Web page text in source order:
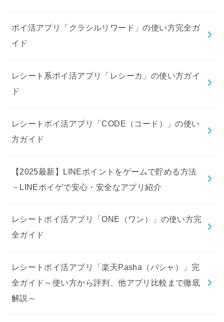
ポイ活アプリ「クラシルリワード」の使い方完全ガ
イド
レシート系ポイ活アプリ「レシーカ」の使い方ガイ
ド
レシートポイ活アプリ「CODE（コード）」の使い
方ガイド
【2025最新】LINEポイントをゲームで貯める方法
－LINEポイゲで安心・安全なアプリ紹介
レシートポイ活アプリ「ONE（ワン）」の使い方完
全ガイド
レシートポイ活アプリ「楽天Pasha（パシャ）」完
全ガイド～使い方から評判、他アプリ比較まで徹底
解説～